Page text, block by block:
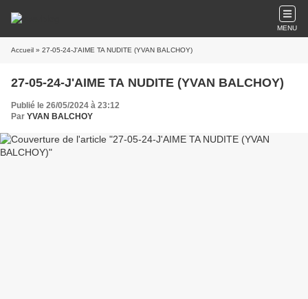
MENU
Accueil » 27-05-24-J'AIME TA NUDITE (YVAN BALCHOY)
27-05-24-J'AIME TA NUDITE (YVAN BALCHOY)
Publié le 26/05/2024 à 23:12
Par YVAN BALCHOY